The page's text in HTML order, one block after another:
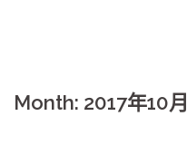
Month: 2017年10月